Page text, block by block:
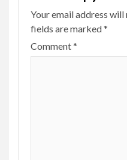
Your email address
fields are marked*
Comment*